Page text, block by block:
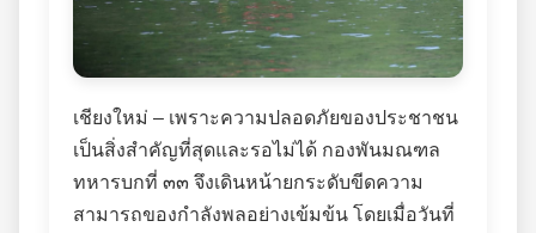
เชียงใหม่ – เพราะความปลอดภัยของประชาชน
เป็นสิ่งสำคัญที่สุดและรอไม่ได้ กองพันมณฑล
ทหารบกที่ ๓๓ จึงเดินหน้ายกระดับขีดความ
สามารถของกำลังพลอย่างเข้มข้น โดยเมื่อวันที่